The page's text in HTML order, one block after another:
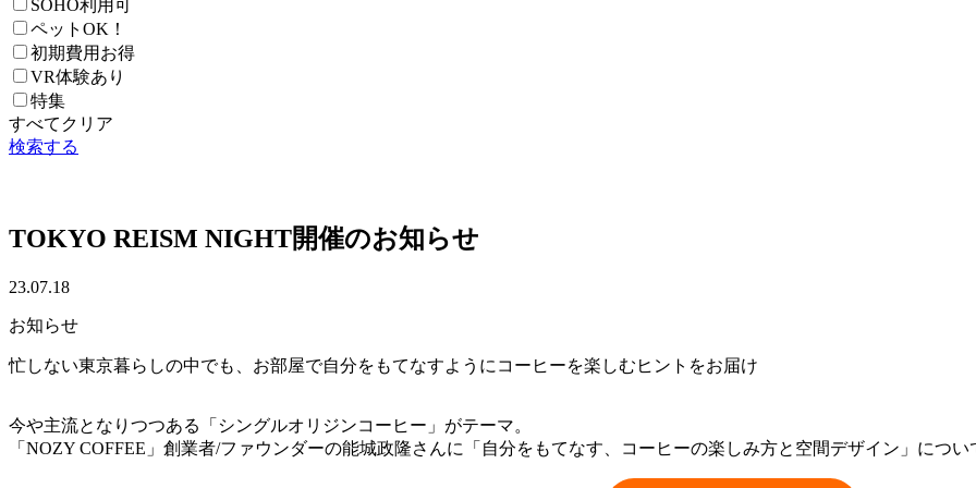
SOHO利用可
ペットOK！
初期費用お得
VR体験あり
特集
すべてクリア
検索する
TOKYO REISM NIGHT開催のお知らせ
23.07.18
お知らせ
忙しない東京暮らしの中でも、お部屋で自分をもてなすようにコーヒーを楽しむヒントをお届け
今や主流となりつつある「シングルオリジンコーヒー」がテーマ。
「NOZY COFFEE」創業者/ファウンダーの能城政隆さんに「自分をもてなす、コーヒーの楽しみ方と空間デザイン」につい